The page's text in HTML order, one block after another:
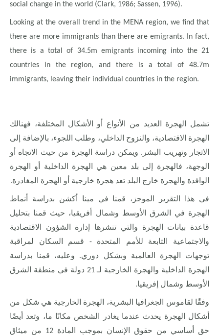
social change in the world (Clark, 1986; Sassen, 1996).
Looking at the overall trend in the MENA region, we find that
there are more immigrants than there are emigrants. In fact,
there is a total of 34.5m emigrants incoming into the 21
countries in the region, and there is a total of 48.7m
immigrants, leaving their individual countries in the region.
تشمل الهجرة العديد من الأنواع أو الأشكال المختلفة، فهنالك
الهجرة الاقتصادية، والنزوح الداخلي، وطلب اللجوء، بالإضافة إلى
الاتجار وتهريب البشر. ويمكن دراسة الهجرة من حيث الاتجاه أو
الوجهة، فالهجرة إلى بلد معين هي الهجرة الداخلية أو الهجرة
الوافدة والهجرة خارج البلد تعد هجرة خارجية أو الهجرة المغادرة.
في هذا التقرير الموجز، قمنا في مينا أكشن بدراسة أنماط
الهجرة في الشرق الأوسط وشمال أفريقيا، حيث قمنا بتحليل
قاعدة بيانات الهجرة والتي تنشرها إدارة الشؤون الاقتصادية
والاجتماعية التابعة للأمم المتحدة - قسم السكان لمراقبة
توجهات الهجرة العالمية وبشكل دوري. وعليه، قمنا بدراسة
الهجرة الداخلية والهجرة الخارجية لـ 21 دولة في منطقة الشرق
الأوسط وشمال إفريقيا.
وفقًا لقاموس الجغرافيا البشرية، الهجرة الخارجية هي شكل من
أشكال الهجرة يحدث عندما يغادر الشخص مكانًا ما، وتعد أيضًا
حق أساسي من حقوق الإنسان بموجب المادة 12 من ميثاق